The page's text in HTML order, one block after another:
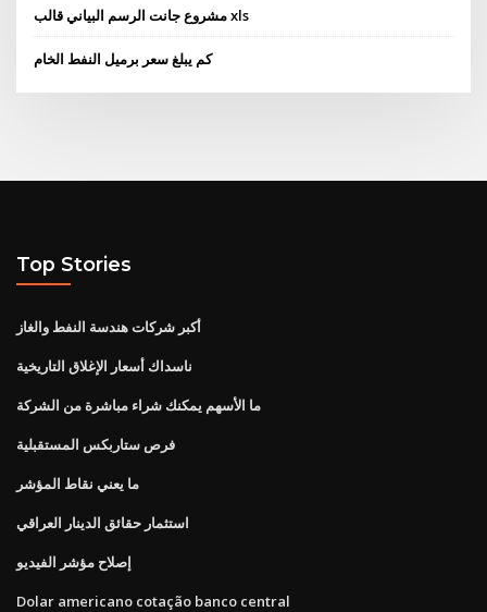
مشروع جانت الرسم البياني قالب xls
كم يبلغ سعر برميل النفط الخام
Top Stories
أكبر شركات هندسة النفط والغاز
ناسداك أسعار الإغلاق التاريخية
ما الأسهم يمكنك شراء مباشرة من الشركة
فرص ستاربكس المستقبلية
ما يعني نقاط المؤشر
استثمار حقائق الدينار العراقي
إصلاح مؤشر الفيديو
Dolar americano cotação banco central